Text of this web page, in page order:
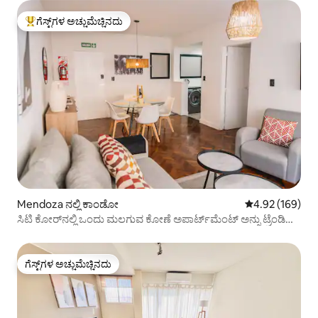
ಗೆಸ್ಟ್‌ಗಳಿಗೆ ಅತಿ ಹೆಚ್ಚು ಅಚ್ಚುಮೆಚ್ಚಿನದು
ಗೆಸ್ಟ್‌ಗಳ ಅಚ್ಚುಮೆಚ್ಚಿನದು
Mendoza ನಲ್ಲಿ ಕಾಂಡೋ 5 ರಲ್ಲಿ 4.92
4.92 (169)
ಸಿಟಿ ಕೋರ್‌ನಲ್ಲಿ ಒಂದು ಮಲಗುವ ಕೋಣೆ ಅಪಾರ್ಟ್‌ಮೆಂಟ್ ಅನ್ನು ಟ್ರೆಂಡಿ
ಗೆಸ್ಟ್‌ಗಳ ಅಚ್ಚುಮೆಚ್ಚಿನದು
ಗೆಸ್ಟ್‌ಗಳ ಅಚ್ಚುಮೆಚ್ಚಿನದು